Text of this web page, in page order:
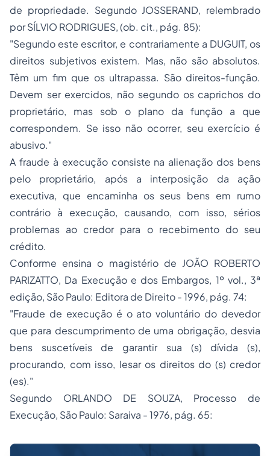
de propriedade. Segundo JOSSERAND, relembrado
por SÍLVIO RODRIGUES, (ob. cit., pág. 85):
"Segundo este escritor, e contrariamente a DUGUIT, os
direitos subjetivos existem. Mas, não são absolutos.
Têm um fim que os ultrapassa. São direitos-função.
Devem ser exercidos, não segundo os caprichos do
proprietário, mas sob o plano da função a que
correspondem. Se isso não ocorrer, seu exercício é
abusivo."
A fraude à execução consiste na alienação dos bens
pelo proprietário, após a interposição da ação
executiva, que encaminha os seus bens em rumo
contrário à execução, causando, com isso, sérios
problemas ao credor para o recebimento do seu
crédito.
Conforme ensina o magistério de JOÃO ROBERTO
PARIZATTO, Da Execução e dos Embargos, 1º vol., 3ª
edição, São Paulo: Editora de Direito - 1996, pág. 74:
"Fraude de execução é o ato voluntário do devedor
que para descumprimento de uma obrigação, desvia
bens suscetíveis de garantir sua (s) dívida (s),
procurando, com isso, lesar os direitos do (s) credor
(es)."
Segundo ORLANDO DE SOUZA, Processo de
Execução, São Paulo: Saraiva - 1976, pág. 65: